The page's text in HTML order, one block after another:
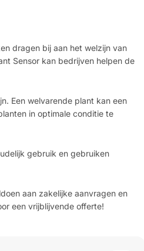
dragen bij aan het welzijn van
Sensor kan bedrijven helpen de
Een welvarende plant kan een
in optimale conditie te
gebruik en gebruiken
aan zakelijke aanvragen en
een vrijblijvende offerte!